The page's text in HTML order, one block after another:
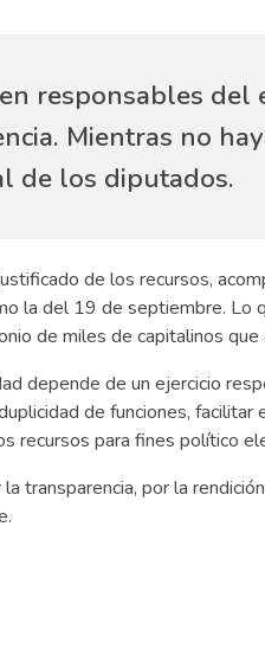
responsables del
Mientras no
de los diputados.
de los recursos,
la del 19 de septiembre.
de miles de capitalinos
depende de un ejercicio
de funciones,
recursos para fines político
transparencia, por la